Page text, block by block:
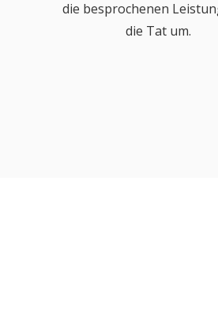
die besprochenen
die Tat um.